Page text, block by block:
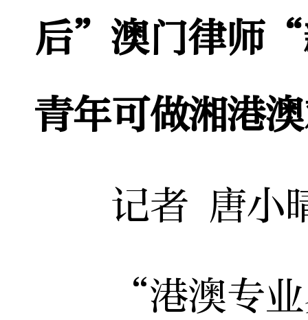
后”澳门律师“
青年可做湘港
记者 唐小
“港澳专业